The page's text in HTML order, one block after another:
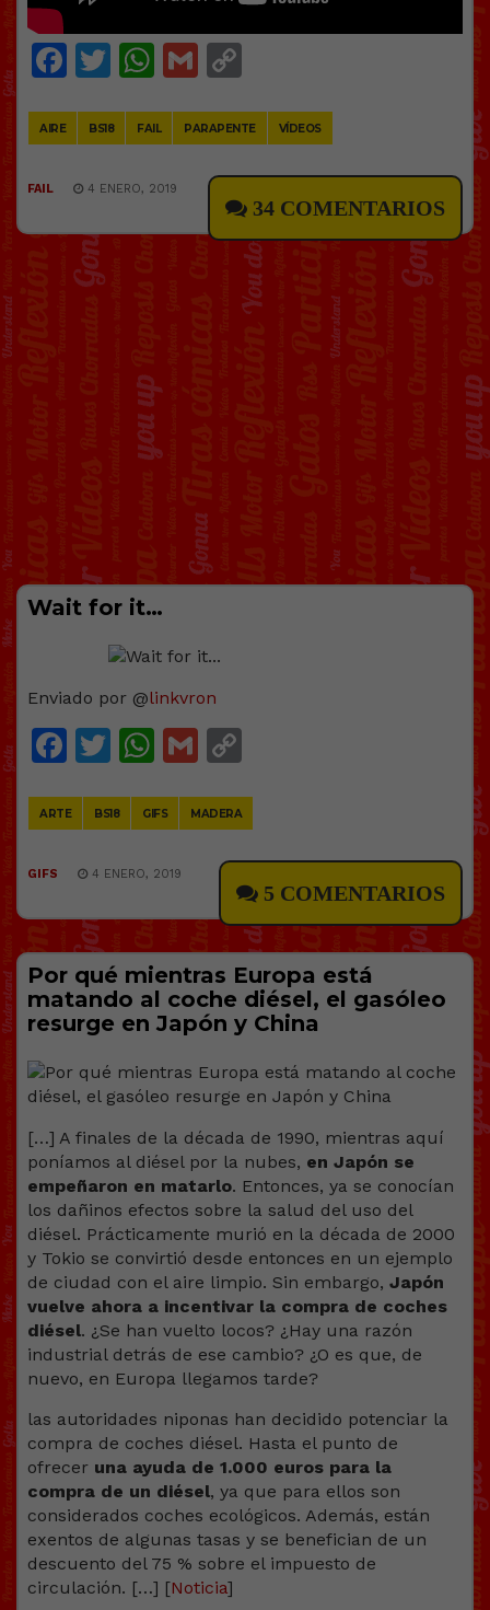
Facebook
Twitter
WhatsApp
Gmail
AIRE BS18 FAIL PARAPENTE VÍDEOS
34 COMENTARIOS
FAIL 4 ENERO, 2019
Wait for it…
Enviado por @linkvron
Facebook
Twitter
WhatsApp
Gmail
ARTE BS18 GIFS MADERA
5 COMENTARIOS
GIFS 4 ENERO, 2019
Por qué mientras Europa está
matando al coche diésel, el gasóleo
resurge en Japón y China
[…] A finales de la década de 1990, mientras aquí
poníamos al diésel por la nubes, en Japón se
empeñaron en matarlo. Entonces, ya se conocían
los dañinos efectos sobre la salud del uso del
diésel. Prácticamente murió en la década de 2000
y Tokio se convirtió desde entonces en un ejemplo
de ciudad con el aire limpio. Sin embargo, Japón
vuelve ahora a incentivar la compra de coches
diésel. ¿Se han vuelto locos? ¿Hay una razón
industrial detrás de ese cambio? ¿O es que, de
nuevo, en Europa llegamos tarde?
las autoridades niponas han decidido potenciar la
compra de coches diésel. Hasta el punto de
ofrecer una ayuda de 1.000 euros para la
compra de un diésel, ya que para ellos son
considerados coches ecológicos. Además, están
exentos de algunas tasas y se benefician de un
descuento del 75 % sobre el impuesto de
circulación. […] [Noticia]